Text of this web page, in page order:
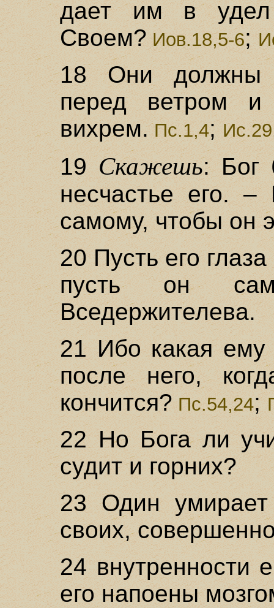
дает им в удел
Своем? Иов.18,5-6;
18 Они должны
перед ветром и
вихрем.Пс.1,4;
19 Скажешь: Бог
несчастье его.
самому, чтобы он
20 Пусть его
пусть он
Вседержителева.
21 Ибо какая ему
после него,
кончится? Пс.54,24;
22 Но Бога ли
судит и горних?
23 Один
своих,
24 внутренности
его напоены